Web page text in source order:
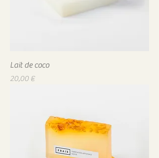
Lait de coco
Prix
20,00 €